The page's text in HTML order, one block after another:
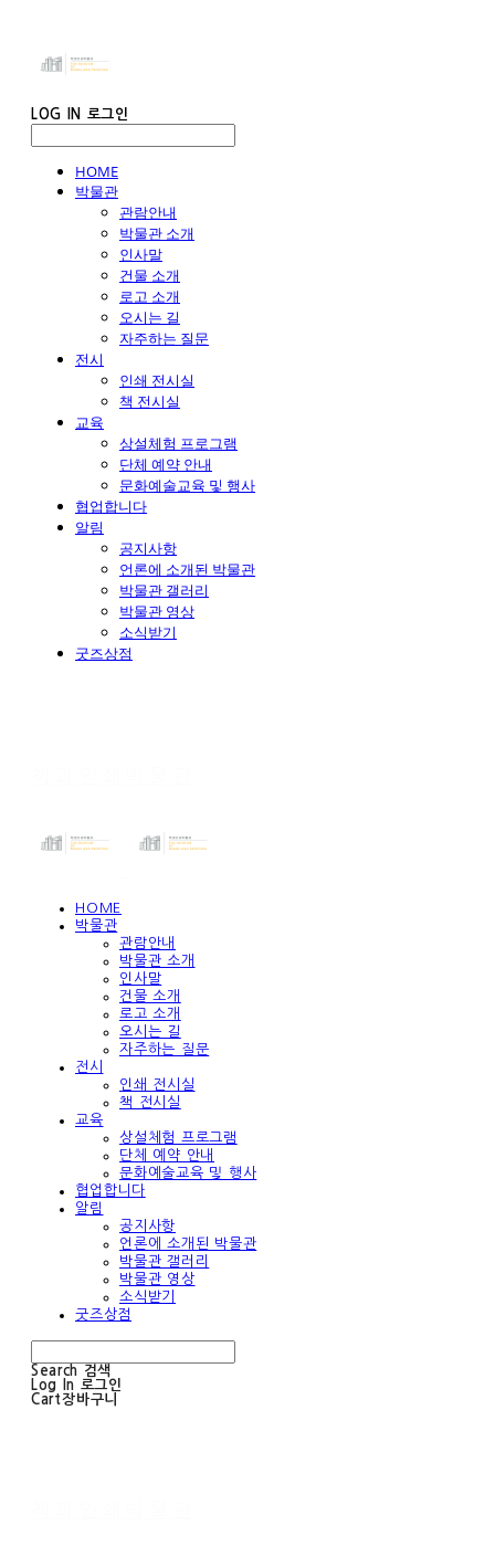
LOG IN 로그인
HOME
박물관
관람안내
박물관 소개
인사말
건물 소개
로고 소개
오시는 길
자주하는 질문
전시
인쇄 전시실
책 전시실
교육
상설체험 프로그램
단체 예약 안내
문화예술교육 및 행사
협업합니다
알림
공지사항
언론에 소개된 박물관
박물관 갤러리
박물관 영상
소식받기
굿즈상점
HOME
박물관
관람안내
박물관 소개
인사말
건물 소개
로고 소개
오시는 길
자주하는 질문
전시
인쇄 전시실
책 전시실
교육
상설체험 프로그램
단체 예약 안내
문화예술교육 및 행사
협업합니다
알림
공지사항
언론에 소개된 박물관
박물관 갤러리
박물관 영상
소식받기
굿즈상점
Search 검색
Log In 로그인
Cart장바구니